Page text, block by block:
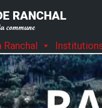
RANCHAL
commune
Ranchal